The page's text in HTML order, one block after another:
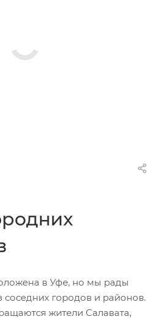
в Уфе, но мы рады
соседних городов и районов.
жители Салавата,